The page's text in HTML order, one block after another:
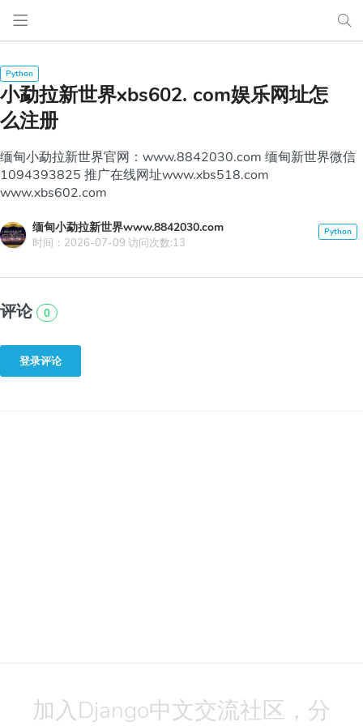
小勐拉新世界xbs602. com娱乐网址怎
么注册
缅甸小勐拉新世界官网：www.8842030.com 缅甸新世界微信
1094393825 推广在线网址www.xbs518.com
www.xbs602.com
缅甸小勐拉新世界www.8842030.com
时间：2026-07-09 访问次数:13
评论 0
登录评论
加入Django中文交流社区，分